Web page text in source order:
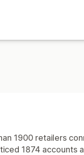
1900 retailers
1874 accounts